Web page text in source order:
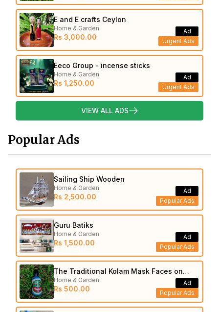
E and E crafts Ceylon
Home & Garden
Rs 3,000.00 Urgent Ads
Ad
Eeco Group - incense sticks
Home & Garden
Rs 1,250.00 Urgent Ads
Ad
VIEW ALL ADS
Popular Ads
Sailing Ship Wooden
Home & Garden
Rs 2,500.00 Popular Ads
Ad
Guru Batiks
Home & Garden
Rs 1,500.00 Popular Ads
Ad
The Traditional Kolam Mask Faces on
Bottle
Home & Garden
Rs 500.00 Popular Ads
Ad